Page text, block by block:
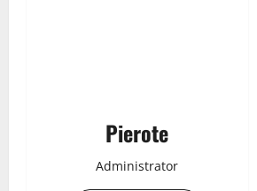
Pierote
Administrator